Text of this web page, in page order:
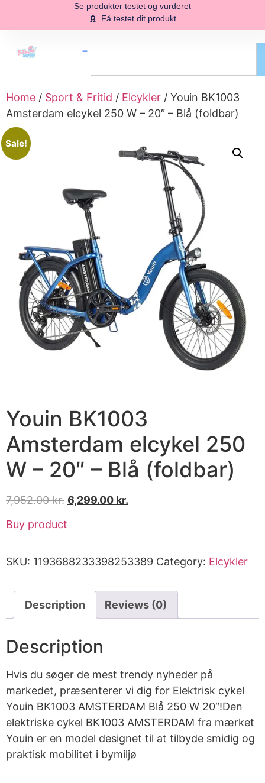
Se produkter testet og vurderet
Få testet dit produkt
Home / Sport & Fritid / Elcykler / Youin BK1003
Amsterdam elcykel 250 W – 20″ – Blå (foldbar)
Sale!
Youin BK1003
Amsterdam elcykel 250
W – 20″ – Blå (foldbar)
7,952.00kr. 6,299.00 kr.
Buy product
SKU: 1193688233398253389 Category: Elcykler
Description Reviews (0)
Description
Hvis du søger de mest trendy nyheder på
markedet, præsenterer vi dig for Elektrisk cykel
Youin BK1003 AMSTERDAM Blå 250 W 20″!Den
elektriske cykel BK1003 AMSTERDAM fra mærket
Youin er en model designet til at tilbyde smidig og
praktisk mobilitet i bymiljø